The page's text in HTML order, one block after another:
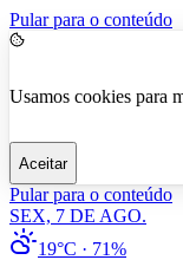
Pular para o conteúdo
Usamos cookies para
Aceitar
Pular para o conteúdo
SEX, 7 DE AGO.
19°C · 71%